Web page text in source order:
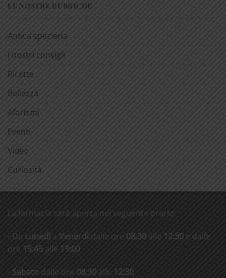
LE NOSTRE RUBRICHE
Antica spezieria
I nostri consigli
Ricette
Bellezza
Aforismi
Eventi
Video
Curiosità
La farmacia sarà aperta nel seguente orario:
- Da Lunedì a Venerdì dalle ore 08:30 alle 12:30 e dalle
ore 15:45 alle 19:00
- Sabato dalle ore 08:30 alle 12:30